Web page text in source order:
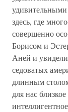
здесь, где
совершенно
Борисом и
Аней и
седоватых
длинным
для нас